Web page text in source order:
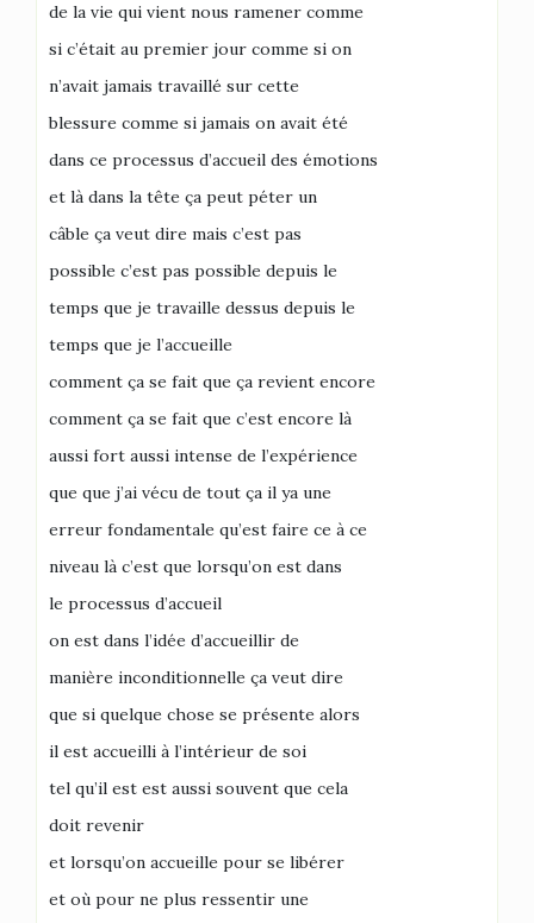
de la vie qui vient nous ramener comme
si c’était au premier jour comme si on
n’avait jamais travaillé sur cette
blessure comme si jamais on avait été
dans ce processus d’accueil des émotions
et là dans la tête ça peut péter un
câble ça veut dire mais c’est pas
possible c’est pas possible depuis le
temps que je travaille dessus depuis le
temps que je l’accueille
comment ça se fait que ça revient encore
comment ça se fait que c’est encore là
aussi fort aussi intense de l’expérience
que que j’ai vécu de tout ça il ya une
erreur fondamentale qu’est faire ce à ce
niveau là c’est que lorsqu’on est dans
le processus d’accueil
on est dans l’idée d’accueillir de
manière inconditionnelle ça veut dire
que si quelque chose se présente alors
il est accueilli à l’intérieur de soi
tel qu’il est est aussi souvent que cela
doit revenir
et lorsqu’on accueille pour se libérer
et où pour ne plus ressentir une